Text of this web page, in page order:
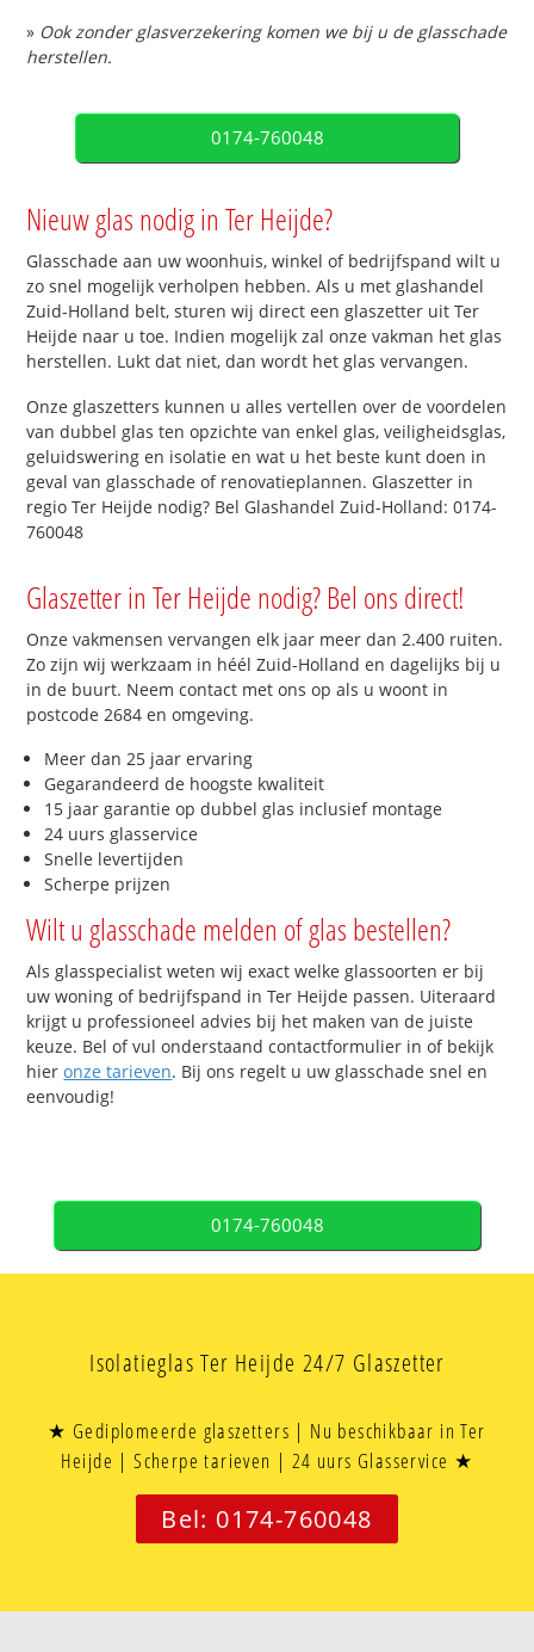
» Ook zonder glasverzekering komen we bij u de glasschade
herstellen.
0174-760048
Nieuw glas nodig in Ter Heijde?
Glasschade aan uw woonhuis, winkel of bedrijfspand wilt u
zo snel mogelijk verholpen hebben. Als u met glashandel
Zuid-Holland belt, sturen wij direct een glaszetter uit Ter
Heijde naar u toe. Indien mogelijk zal onze vakman het glas
herstellen. Lukt dat niet, dan wordt het glas vervangen.
Onze glaszetters kunnen u alles vertellen over de voordelen
van dubbel glas ten opzichte van enkel glas, veiligheidsglas,
geluidswering en isolatie en wat u het beste kunt doen in
geval van glasschade of renovatieplannen. Glaszetter in
regio Ter Heijde nodig? Bel Glashandel Zuid-Holland: 0174-
760048
Glaszetter in Ter Heijde nodig? Bel ons direct!
Onze vakmensen vervangen elk jaar meer dan 2.400 ruiten.
Zo zijn wij werkzaam in héél Zuid-Holland en dagelijks bij u
in de buurt. Neem contact met ons op als u woont in
postcode 2684 en omgeving.
Meer dan 25 jaar ervaring
Gegarandeerd de hoogste kwaliteit
15 jaar garantie op dubbel glas inclusief montage
24 uurs glasservice
Snelle levertijden
Scherpe prijzen
Wilt u glasschade melden of glas bestellen?
Als glasspecialist weten wij exact welke glassoorten er bij
uw woning of bedrijfspand in Ter Heijde passen. Uiteraard
krijgt u professioneel advies bij het maken van de juiste
keuze. Bel of vul onderstaand contactformulier in of bekijk
hieronze tarieven. Bij ons regelt u uw glasschade snel en
eenvoudig!
0174-760048
Isolatieglas Ter Heijde 24/7 Glaszetter
★ Gediplomeerde glaszetters | Nu beschikbaar in Ter
Heijde | Scherpe tarieven | 24 uurs Glasservice ★
Bel: 0174-760048